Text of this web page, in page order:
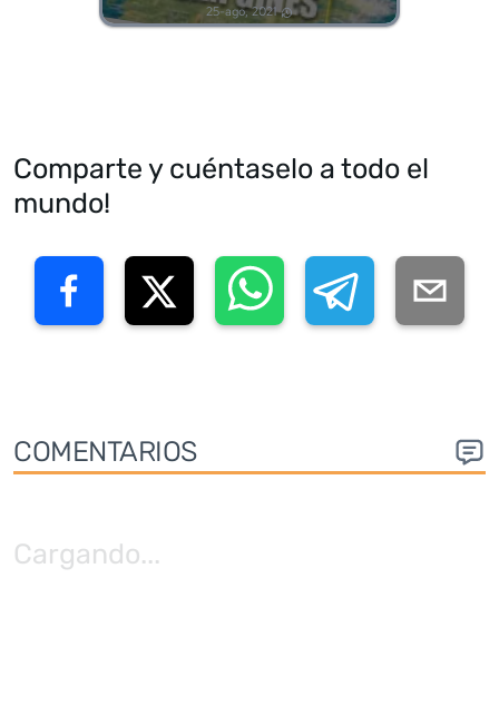
25-ago, 2021
Comparte y cuéntaselo a todo el
mundo!
COMENTARIOS
Cargando...